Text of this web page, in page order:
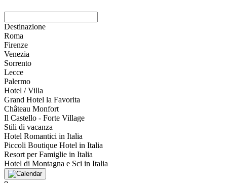
Destinazione
Roma
Firenze
Venezia
Sorrento
Lecce
Palermo
Hotel / Villa
Grand Hotel la Favorita
Château Monfort
Il Castello - Forte Village
Stili di vacanza
Hotel Romantici in Italia
Piccoli Boutique Hotel in Italia
Resort per Famiglie in Italia
Hotel di Montagna e Sci in Italia